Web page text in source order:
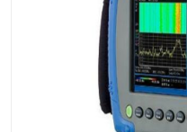
GPIB-USB卡